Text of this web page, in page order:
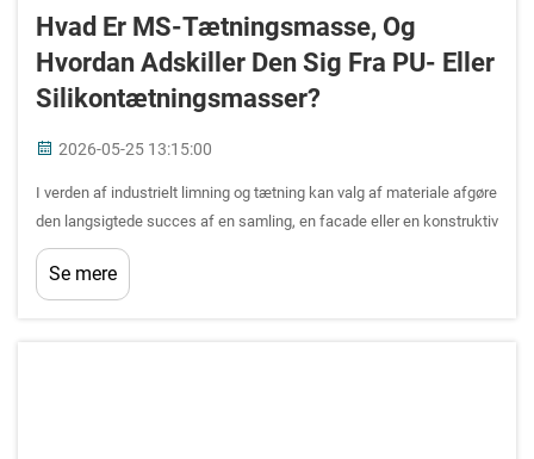
Hvad Er MS-Tætningsmasse, Og
Hvordan Adskiller Den Sig Fra PU- Eller
Silikontætningsmasser?
2026-05-25 13:15:00
I verden af industrielt limning og tætning kan valg af materiale afgøre
den langsigtede succes af en samling, en facade eller en konstruktiv
forbindelse. Blandt de mest hyppigt sammenlignede muligheder er
MS-tætningsmasse, polyurethan- (PU-)tætningsmasse og silic...
Se mere